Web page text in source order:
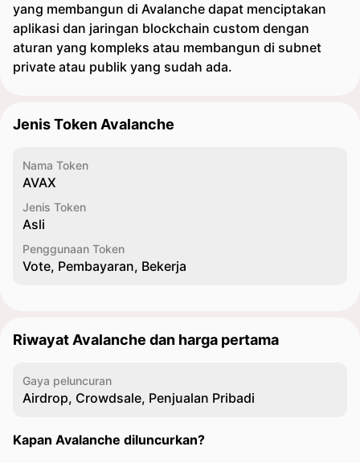
yang membangun di Avalanche dapat menciptakan
aplikasi dan jaringan blockchain custom dengan
aturan yang kompleks atau membangun di subnet
private atau publik yang sudah ada.
Jenis Token Avalanche
Nama Token
AVAX
Jenis Token
Asli
Penggunaan Token
Vote, Pembayaran, Bekerja
Riwayat Avalanche dan harga pertama
Gaya peluncuran
Airdrop, Crowdsale, Penjualan Pribadi
Kapan Avalanche diluncurkan?